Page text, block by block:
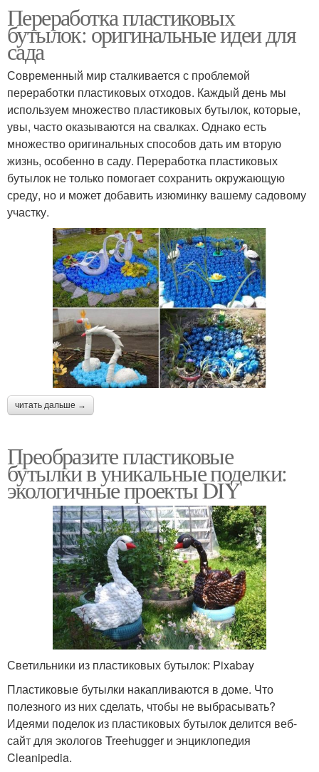
Переработка пластиковых
бутылок: оригинальные идеи для
сада
Современный мир сталкивается с проблемой
переработки пластиковых отходов. Каждый день мы
используем множество пластиковых бутылок, которые,
увы, часто оказываются на свалках. Однако есть
множество оригинальных способов дать им вторую
жизнь, особенно в саду. Переработка пластиковых
бутылок не только помогает сохранить окружающую
среду, но и может добавить изюминку вашему садовому
участку.
читать дальше →
Преобразите пластиковые
бутылки в уникальные поделки:
экологичные проекты DIY
Светильники из пластиковых бутылок: Pixabay
Пластиковые бутылки накапливаются в доме. Что
полезного из них сделать, чтобы не выбрасывать?
Идеями поделок из пластиковых бутылок делится веб-
сайт для экологов Treehugger и энциклопедия
Cleanipedia.